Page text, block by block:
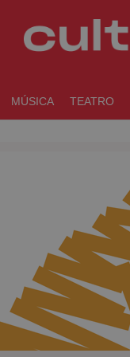
MÚSICA TEATRO